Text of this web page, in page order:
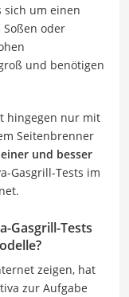
sich um einen
oder
und benötigen
hingegen nur mit
Seitenbrenner
und besser
Gasgrill-Tests im
Gasgrill-Tests
zeigen, hat
zur Aufgabe